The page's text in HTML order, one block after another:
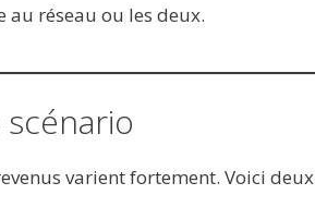
au réseau ou les deux.
varient fortement. Voici deux